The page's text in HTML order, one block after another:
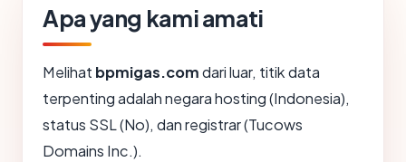
Apa yang kami amati
Melihat bpmigas.comdari luar, titik data
terpenting adalah negara hosting (Indonesia),
status SSL (No), dan registrar (Tucows
Domains Inc.).